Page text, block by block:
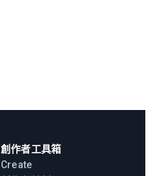
創作者工具箱
Create